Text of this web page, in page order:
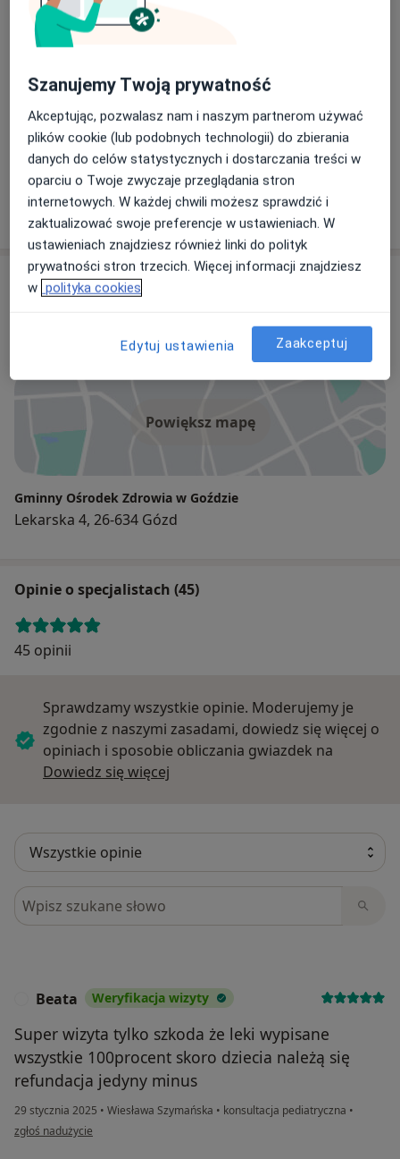
5 opinii
Pediatra
3 opinie
Magdalena Maria Opiał
Pediatra
Adresy (2)
Powiększ mapę
Gminny Ośrodek Zdrowia w Goździe
Lekarska 4, 26-634 Gózd
Opinie o specjalistach (45)
45 opinii
Sprawdzamy wszystkie opinie. Moderujemy je
zgodnie z naszymi zasadami, dowiedz się więcej o
opiniach i sposobie obliczania gwiazdek na
Dowiedz się więcej
Szukaj w opiniach
Beata Weryfikacja wizyty
Super wizyta tylko szkoda że leki wypisane
wszystkie 100procent skoro dziecia należą się
refundacja jedyny minus
29 stycznia 2025 • Wiesława Szymańska • konsultacja pediatryczna •
w opinii użytkownika Beata
zgłoś nadużycie
Szanujemy Twoją prywatność
Akceptując, pozwalasz nam i naszym partnerom używać
plików cookie (lub podobnych technologii) do zbierania
danych do celów statystycznych i dostarczania treści w
oparciu o Twoje zwyczaje przeglądania stron
internetowych. W każdej chwili możesz sprawdzić i
zaktualizować swoje preferencje w ustawieniach. W
ustawieniach znajdziesz również linki do polityk
prywatności stron trzecich. Więcej informacji znajdziesz
w polityka cookies
Edytuj ustawienia Zaakceptuj